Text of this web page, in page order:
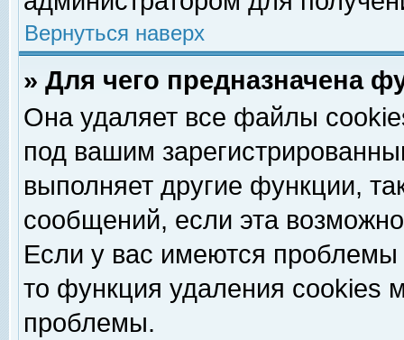
Вернуться наверх
» Для чего предназначена
Она удаляет все файлы
под вашим
выполняет другие функции,
сообщений, если эта
Если у вас имеются
то функция удаления cookies
проблемы.